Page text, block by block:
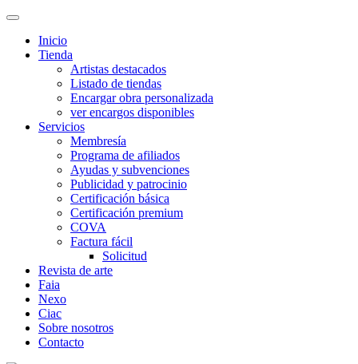
Inicio
Tienda
Artistas destacados
Listado de tiendas
Encargar obra personalizada
ver encargos disponibles
Servicios
Membresía
Programa de afiliados
Ayudas y subvenciones
Publicidad y patrocinio
Certificación básica
Certificación premium
COVA
Factura fácil
Solicitud
Revista de arte
Faia
Nexo
Ciac
Sobre nosotros
Contacto